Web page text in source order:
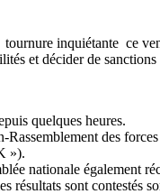
inquiétante ce
et décider de sanctions
quelques heures.
des
»).
nationale également
sont contestés